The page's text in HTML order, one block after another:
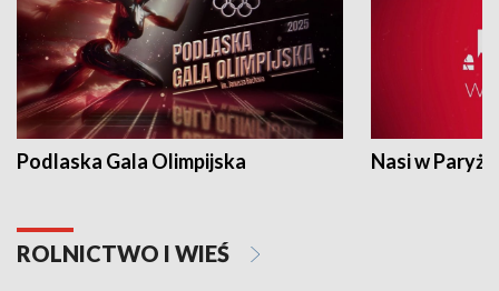
Podlaska Gala Olimpijska Nasi w Paryżu
ROLNICTWO I WIEŚ